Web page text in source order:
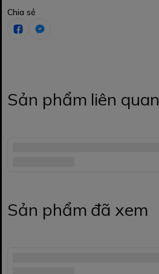
Chia sẻ
Sản phẩm liên quan
Sản phẩm đã xem